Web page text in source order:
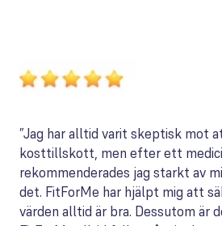
”Jag har alltid varit skeptisk mot
kosttillskott, men efter ett
rekommenderades jag starkt av
det. FitForMe har hjälpt mig att
värden alltid är bra. Dessutom är